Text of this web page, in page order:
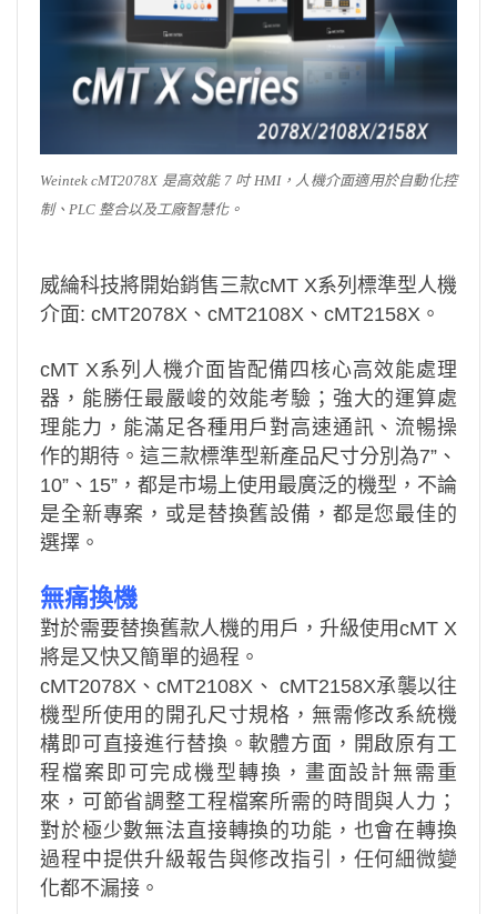
Weintek cMT2078X 是高效能 7 吋 HMI，人機介面適用於自動化控
制、PLC 整合以及工廠智慧化。
威綸科技將開始銷售三款cMT X系列標準型⼈機
介⾯: cMT2078X、cMT2108X、cMT2158X。
cMT X系列⼈機介⾯皆配備四核⼼⾼效能處理
器，能勝任最嚴峻的效能考驗；強⼤的運算處
理能⼒，能滿⾜各種⽤⼾對⾼速通訊、流暢操
作的期待。這三款標準型新產品尺⼨分別為7”、
10”、15”，都是市場上使⽤最廣泛的機型，不論
是全新專案，或是替換舊設備，都是您最佳的
選擇。
無痛換機
對於需要替換舊款⼈機的⽤⼾，升級使⽤cMT X
將是⼜快⼜簡單的過程。
cMT2078X、cMT2108X、 cMT2158X承襲以往
機型所使⽤的開孔尺⼨規格，無需修改系統機
構即可直接進⾏替換。軟體⽅⾯，開啟原有⼯
程檔案即可完成機型轉換，畫⾯設計無需重
來，可節省調整⼯程檔案所需的時間與⼈⼒；
對於極少數無法直接轉換的功能，也會在轉換
過程中提供升級報告與修改指引，任何細微變
化都不漏接。